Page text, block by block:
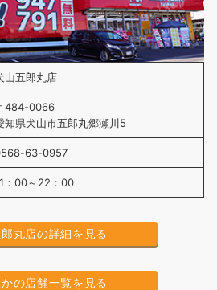
山五郎丸店
484-0066
知県犬山市五郎丸郷瀬川5
63-0957
：00～22：00
丸店の詳細を見る
の店舗一覧を見る